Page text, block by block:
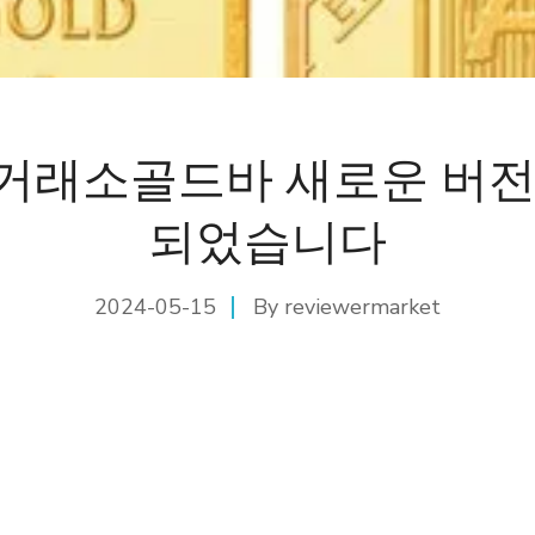
래소골드바 새로운 버
되었습니다
2024-05-15 By reviewermarket